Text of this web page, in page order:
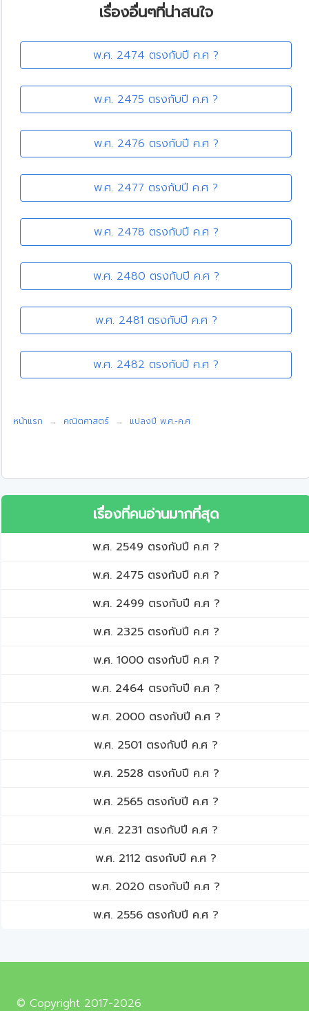
เรื่องอื่นๆที่น่าสนใจ
พ.ศ. 2474 ตรงกับปี ค.ศ ?
พ.ศ. 2475 ตรงกับปี ค.ศ ?
พ.ศ. 2476 ตรงกับปี ค.ศ ?
พ.ศ. 2477 ตรงกับปี ค.ศ ?
พ.ศ. 2478 ตรงกับปี ค.ศ ?
พ.ศ. 2480 ตรงกับปี ค.ศ ?
พ.ศ. 2481 ตรงกับปี ค.ศ ?
พ.ศ. 2482 ตรงกับปี ค.ศ ?
หน้าแรก คณิตศาสตร์ แปลงปี พ.ศ.-ค.ศ
เรื่องที่คนอ่านมากที่สุด
พ.ศ. 2549 ตรงกับปี ค.ศ ?
พ.ศ. 2475 ตรงกับปี ค.ศ ?
พ.ศ. 2499 ตรงกับปี ค.ศ ?
พ.ศ. 2325 ตรงกับปี ค.ศ ?
พ.ศ. 1000 ตรงกับปี ค.ศ ?
พ.ศ. 2464 ตรงกับปี ค.ศ ?
พ.ศ. 2000 ตรงกับปี ค.ศ ?
พ.ศ. 2501 ตรงกับปี ค.ศ ?
พ.ศ. 2528 ตรงกับปี ค.ศ ?
พ.ศ. 2565 ตรงกับปี ค.ศ ?
พ.ศ. 2231 ตรงกับปี ค.ศ ?
พ.ศ. 2112 ตรงกับปี ค.ศ ?
พ.ศ. 2020 ตรงกับปี ค.ศ ?
พ.ศ. 2556 ตรงกับปี ค.ศ ?
© Copyright 2017-2026